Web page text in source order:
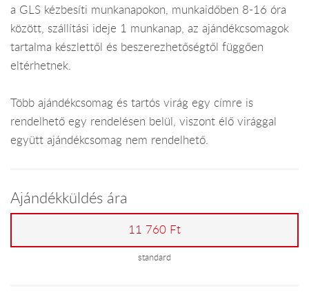
a GLS kézbesíti munkanapokon, munkaidőben 8-16 óra
között, szállítási ideje 1 munkanap, az ajándékcsomagok
tartalma készlettől és beszerezhetőségtől függően
eltérhetnek.
Több ajándékcsomag és tartós virág egy címre is
rendelhető egy rendelésen belül, viszont élő virággal
együtt ajándékcsomag nem rendelhető.
Ajándékküldés ára
11 760 Ft
standard